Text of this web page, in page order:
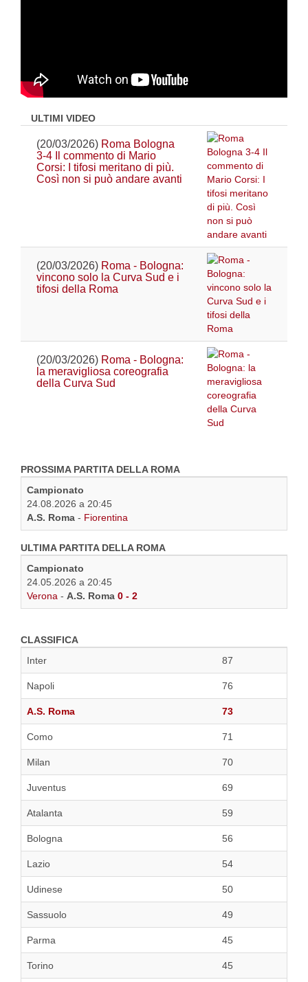
ULTIMI VIDEO
(20/03/2026) Roma Bologna
3-4 Il commento di Mario
Corsi: I tifosi meritano di più.
Così non si può andare avanti
(20/03/2026) Roma - Bologna:
vincono solo la Curva Sud e i
tifosi della Roma
(20/03/2026) Roma - Bologna:
la meravigliosa coreografia
della Curva Sud
PROSSIMA PARTITA DELLA ROMA
Campionato
24.08.2026 a 20:45
A.S. Roma - Fiorentina
ULTIMA PARTITA DELLA ROMA
Campionato
24.05.2026 a 20:45
Verona - A.S. Roma 0 - 2
CLASSIFICA
Inter
87
Napoli 76
A.S. Roma 73
Como 71
Milan 70
Juventus 69
Atalanta 59
Bologna 56
Lazio 54
Udinese 50
Sassuolo 49
Parma 45
Torino 45